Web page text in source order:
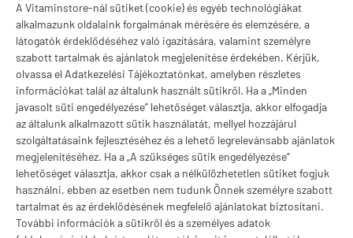
A Vitaminstore-nál sütiket (cookie) és egyéb technológiákat
alkalmazunk oldalaink forgalmának mérésére és elemzésére, a
látogatók érdeklődéséhez való igazítására, valamint személyre
szabott tartalmak és ajánlatok megjelenítése érdekében. Kérjük,
olvassa el Adatkezelési Tájékoztatónkat, amelyben részletes
információkat talál az általunk használt sütikről. Ha a „Minden
javasolt süti engedélyezése” lehetőséget választja, akkor elfogadja
az általunk alkalmazott sütik használatát, mellyel hozzájárul
szolgáltatásaink fejlesztéséhez és a lehető legrelevánsabb ajánlatok
megjelenítéséhez. Ha a „A szükséges sütik engedélyezése”
lehetőséget választja, akkor csak a nélkülözhetetlen sütiket fogjuk
használni, ebben az esetben nem tudunk Önnek személyre szabott
tartalmat és az érdeklődésének megfelelő ajánlatokat biztosítani.
További információk a sütikről és a személyes adatok
Márkák
Valuta választás